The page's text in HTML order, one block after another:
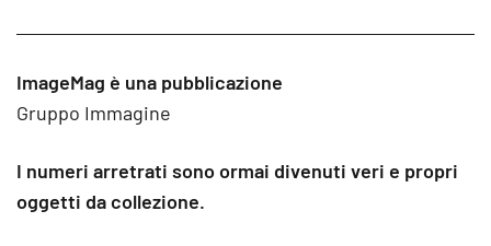
ImageMag è una pubblicazione
Gruppo Immagine
I numeri arretrati sono ormai divenuti veri e propri
oggetti da collezione.